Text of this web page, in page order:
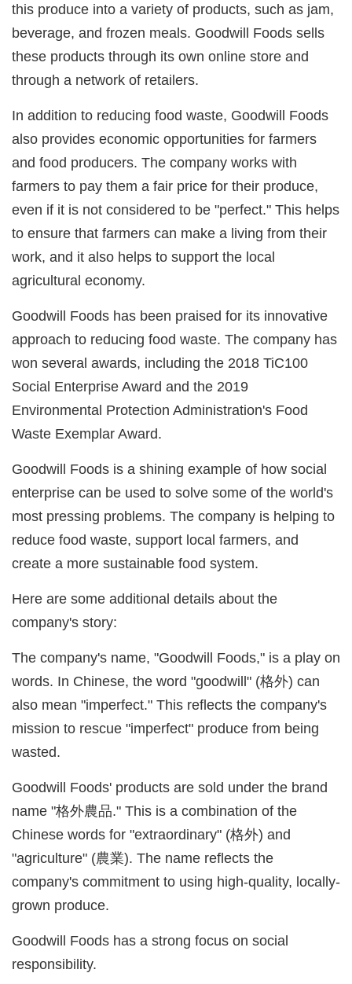
this produce into a variety of products, such as jam,
beverage, and frozen meals. Goodwill Foods sells
these products through its own online store and
through a network of retailers.
In addition to reducing food waste, Goodwill Foods
also provides economic opportunities for farmers
and food producers. The company works with
farmers to pay them a fair price for their produce,
even if it is not considered to be "perfect." This helps
to ensure that farmers can make a living from their
work, and it also helps to support the local
agricultural economy.
Goodwill Foods has been praised for its innovative
approach to reducing food waste. The company has
won several awards, including the 2018 TiC100
Social Enterprise Award and the 2019
Environmental Protection Administration's Food
Waste Exemplar Award.
Goodwill Foods is a shining example of how social
enterprise can be used to solve some of the world's
most pressing problems. The company is helping to
reduce food waste, support local farmers, and
create a more sustainable food system.
Here are some additional details about the
company's story:
The company's name, "Goodwill Foods," is a play on
words. In Chinese, the word "goodwill" (格外) can
also mean "imperfect." This reflects the company's
mission to rescue "imperfect" produce from being
wasted.
Goodwill Foods' products are sold under the brand
name "格外農品." This is a combination of the
Chinese words for "extraordinary" (格外) and
"agriculture" (農業). The name reflects the
company's commitment to using high-quality, locally-
grown produce.
Goodwill Foods has a strong focus on social
responsibility.